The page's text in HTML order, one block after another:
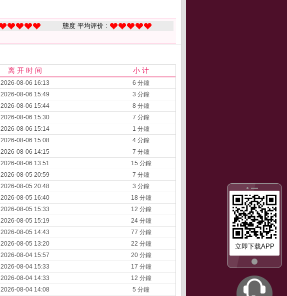
立即下载APP
態度 平均评价 :
离 开 时 间 小 计
2026-08-06 16:13
6 分鐘
2026-08-06 15:49
3 分鐘
2026-08-06 15:44
8 分鐘
2026-08-06 15:30
7 分鐘
2026-08-06 15:14
1 分鐘
2026-08-06 15:08
4 分鐘
2026-08-06 14:15
7 分鐘
2026-08-06 13:51
15 分鐘
2026-08-05 20:59
7 分鐘
2026-08-05 20:48
3 分鐘
2026-08-05 16:40
18 分鐘
2026-08-05 15:33
12 分鐘
2026-08-05 15:19
24 分鐘
2026-08-05 14:43
77 分鐘
2026-08-05 13:20
22 分鐘
2026-08-04 15:57
20 分鐘
2026-08-04 15:33
17 分鐘
2026-08-04 14:33
12 分鐘
2026-08-04 14:08 5 分鐘